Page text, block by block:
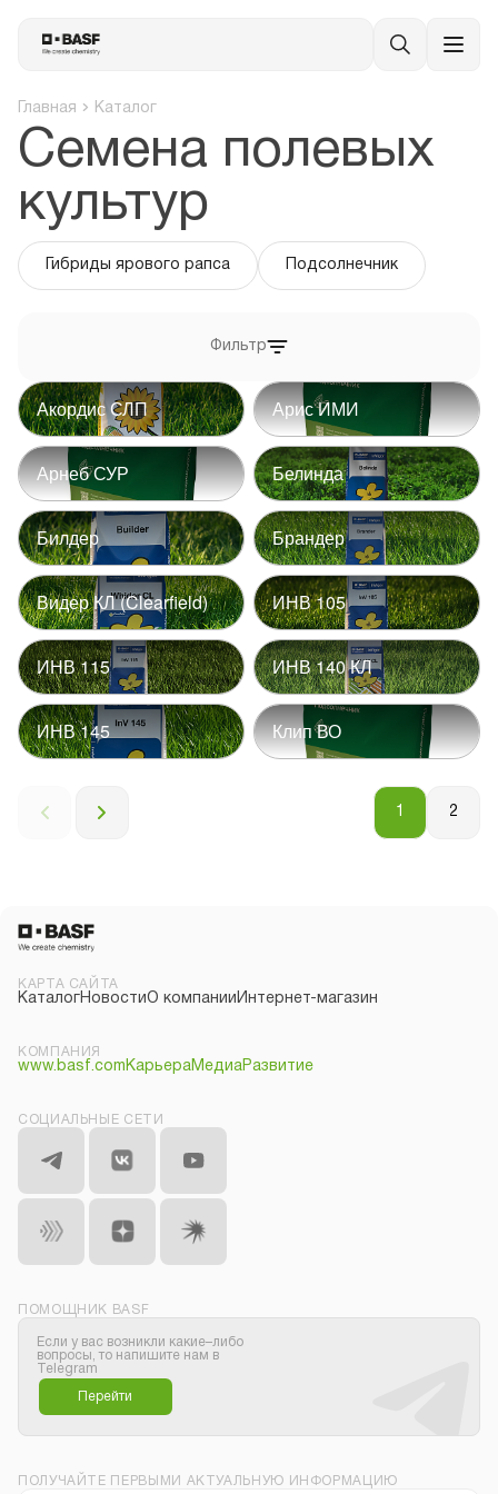
Главная Каталог
Семена полевых
культур
Гибриды ярового рапса Подсолнечник
Фильтр
Акордис СЛП Арис ИМИ
Арнеб СУР Белинда
Билдер Брандер
Видер КЛ (Clearfield) ИНВ 105
ИНВ 115 ИНВ 140 КЛ
ИНВ 145 Клип ВО
1 2
КАРТА САЙТА
КаталогНовостиО компании Интернет-магазин
КОМПАНИЯ
www.basf.com КарьераМедиаРазвитие
СОЦИАЛЬНЫЕ СЕТИ
ПОМОЩНИК BASF
Если у вас возникли какие–либо
вопросы, то напишите нам в
Telegram
Перейти
ПОЛУЧАЙТЕ ПЕРВЫМИ АКТУАЛЬНУЮ ИНФОРМАЦИЮ